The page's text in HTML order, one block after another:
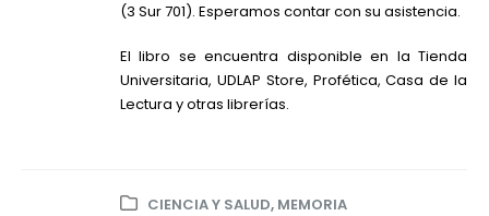
(3 Sur 701). Esperamos contar con su asistencia.
El libro se encuentra disponible en la Tienda
Universitaria, UDLAP Store, Profética, Casa de la
Lectura y otras librerías.
CIENCIA Y SALUD, MEMORIA